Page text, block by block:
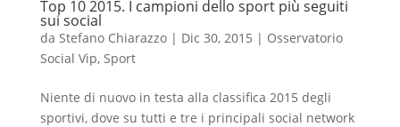
Top 10 2015. I campioni dello sport più seguiti
sui social
da Stefano Chiarazzo| Dic 30, 2015 | Osservatorio
Social Vip, Sport
Niente di nuovo in testa alla classifica 2015 degli
sportivi, dove su tutti e tre i principali social network